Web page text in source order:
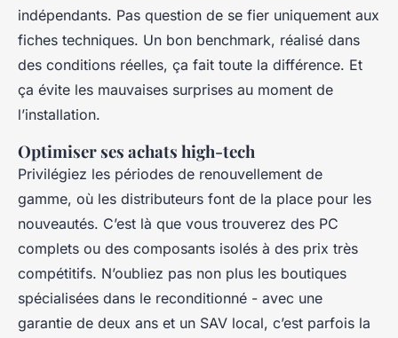
indépendants. Pas question de se fier uniquement aux
fiches techniques. Un bon benchmark, réalisé dans
des conditions réelles, ça fait toute la différence. Et
ça évite les mauvaises surprises au moment de
l’installation.
Optimiser ses achats high-tech
Privilégiez les périodes de renouvellement de
gamme, où les distributeurs font de la place pour les
nouveautés. C’est là que vous trouverez des PC
complets ou des composants isolés à des prix très
compétitifs. N’oubliez pas non plus les boutiques
spécialisées dans le reconditionné - avec une
garantie de deux ans et un SAV local, c’est parfois la